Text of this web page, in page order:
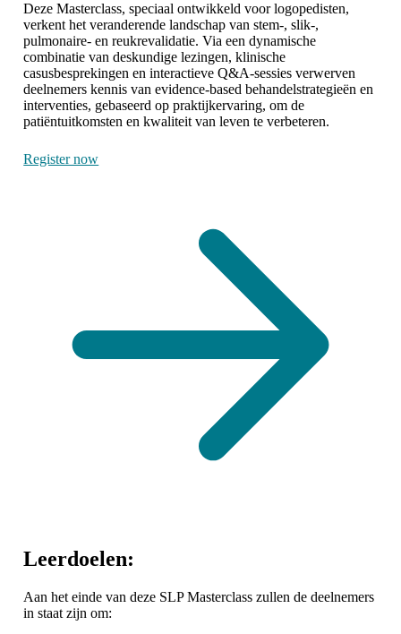
Deze Masterclass, speciaal ontwikkeld voor logopedisten,
verkent het veranderende landschap van stem-, slik-,
pulmonaire- en reukrevalidatie. Via een dynamische
combinatie van deskundige lezingen, klinische
casusbesprekingen en interactieve Q&A-sessies verwerven
deelnemers kennis van evidence-based behandelstrategieën en
interventies, gebaseerd op praktijkervaring, om de
patiëntuitkomsten en kwaliteit van leven te verbeteren.
Register now
Leerdoelen:
Aan het einde van deze SLP Masterclass zullen de deelnemers
in staat zijn om: